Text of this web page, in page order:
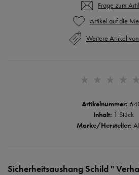
Artikelnummer:
Inhalt: 1 Stück
Marke/Hersteller:
Frage zum
Weitere Artikel
Sicherheitsaushang Schild "